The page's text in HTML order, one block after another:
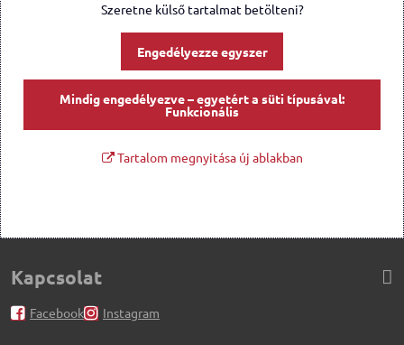
Szeretne külső tartalmat betölteni?
Engedélyezze egyszer
Mindig engedélyezve – egyetért a süti típusával:
Funkcionális
Tartalom megnyitása új ablakban
Kapcsolat
Facebook Instagram